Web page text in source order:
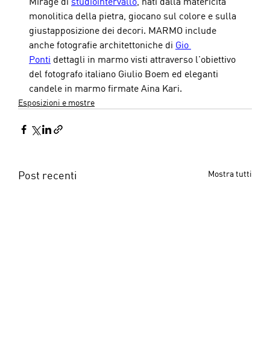
monolitica della pietra, giocano sul colore e sulla
giustapposizione dei decori. MARMO include
anche fotografie architettoniche di Gio
Ponti dettagli in marmo visti attraverso l'obiettivo
del fotografo italiano Giulio Boem ed eleganti
candele in marmo firmate Aina Kari.
Esposizioni e mostre
Post recenti Mostra tutti